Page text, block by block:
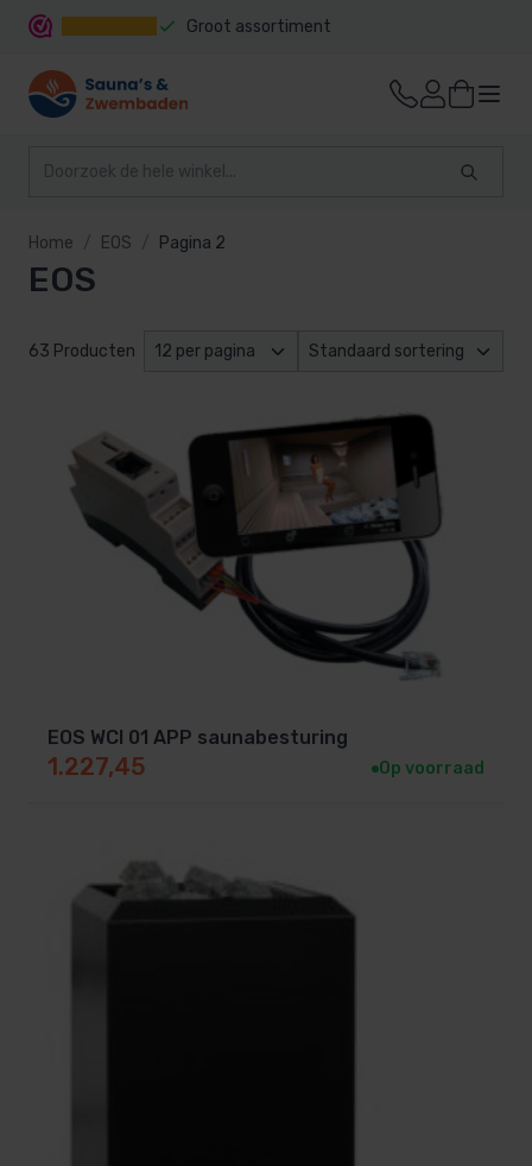
Groot assortiment
Home EOS Pagina 2
EOS
63 Producten
EOS WCI 01 APP saunabesturing
1.227,45 Op voorraad